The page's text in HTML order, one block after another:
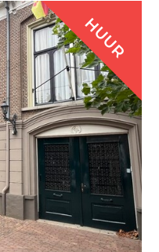
HUUR